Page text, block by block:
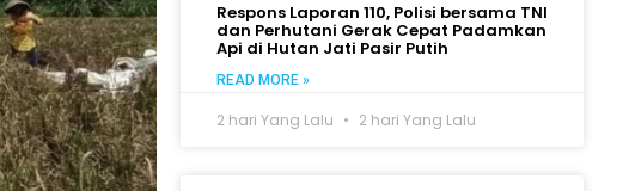
Respons Laporan 110, Polisi bersama TNI
dan Perhutani Gerak Cepat Padamkan
Api di Hutan Jati Pasir Putih
READ MORE »
2 hari Yang Lalu 2 hari Yang Lalu